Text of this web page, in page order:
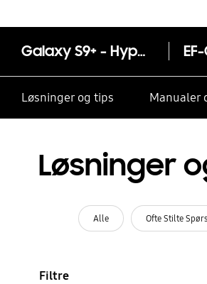
Galaxy S9+ - Hyperknit Cover
Løsninger og tips Manualer
Løsninger
Alle Ofte Stilte
Filtre